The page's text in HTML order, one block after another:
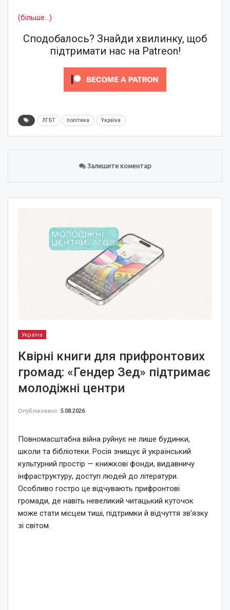
(більше…)
Сподобалось? Знайди хвилинку, щоб
підтримати нас на Patreon!
ЛГБТ політика Україна
Залишити коментар
Україна
Квірні книги для прифронтових
громад: «Гендер Зед» підтримає
молодіжні центри
Опубліковано 5.08.2026
Повномасштабна війна руйнує не лише будинки,
школи та бібліотеки. Росія знищує й український
культурний простір — книжкові фонди, видавничу
інфраструктуру, доступ людей до літератури.
Особливо гостро це відчувають прифронтові
громади, де навіть невеликий читацький куточок
може стати місцем тиші, підтримки й відчуття зв’язку
зі світом.